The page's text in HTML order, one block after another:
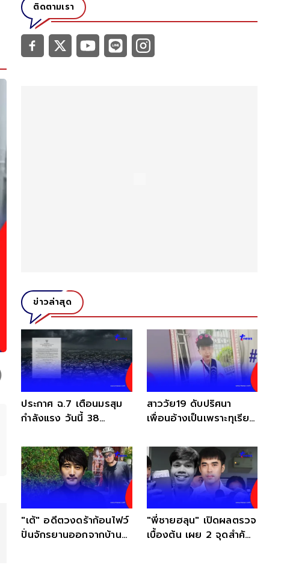
ติดตามเรา
ข่าวล่าสุด
ประกาศ ฉ.7 เตือนมรสุม
กำลังแรง วันนี้ 38
มาก
สาววัย19 ดับปริศนา
เพื่อนอ้างเป็นเพราะทุเรียน
"เต้" อดีตวงดร้าก้อนไฟว์
ปั่นจักรยานออกจากบ้าน
"พี่ชายฮลุน" เปิดผลตรวจ
เบื้องต้น เผย 2 จุดสำคัญ